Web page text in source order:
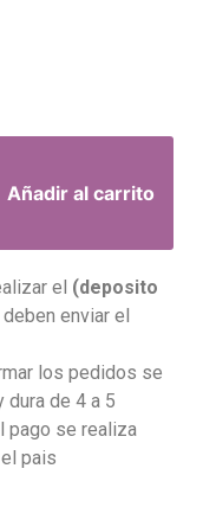
Añadir al carrito
el (deposito
enviar el
los pedidos se
de 4 a 5
pago se realiza
pais